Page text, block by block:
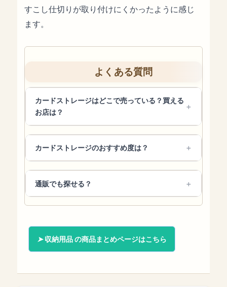
すこし仕切りが取り付けにくかったように感じ
ます。
よくある質問
カードストレージはどこで売っている？買える
お店は？
カードストレージのおすすめ度は？
通販でも探せる？
収納用品 の商品まとめページはこちら